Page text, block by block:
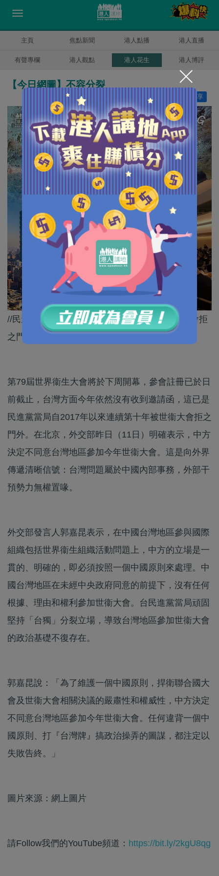
主頁 焦點新聞 港人點播 港人直播
有聲專欄 港人觀點 港人花生 港人博評
【今日網圖】不容分裂
分享
讚好
//民進黨當局自2017年以來連續第十年被世衞大會拒
之門外！//
第79屆世界衞生大會將於下周開幕，參會註冊已於日
前截止，台灣方面今年依然沒有收到邀請函，這已是
民進黨當局自2017年以來連續第十年被世衞大會拒之
門外。在北京，外交部昨日（11日）明確表示，中方
決定不同意台灣地區參加今年世衞大會。這是向外界
傳遞清晰信號：台灣問題屬於中國內部事務，外部干
預勢力無權置喙。
外交部發言人郭嘉昆表示，在中國台灣地區參與國際
組織包括世界衞生組織活動問題上，中方的立場是一
貫的、明確的，即必須按照一個中國原則來處理。中
國台灣地區在未經中央政府同意的前提下，沒有任何
根據、理由和權利參加世衞大會。台民進黨當局頑固
堅持「台獨」分裂立場，導致台灣地區參加世衞大會
的政治基礎不復存在。
郭嘉昆說：「為了維護一個中國原則，捍衛聯合國大
會及世衞大會相關決議的嚴肅性和權威性，中方決定
不同意台灣地區參加今年世衞大會。任何違背一個中
國原則、打『台灣牌』搞政治操弄的圖謀，都注定以
失敗告終。」
圖片來源：網上圖片
請Follow我們的YouTube頻道： https://bit.ly/2kgU8qg